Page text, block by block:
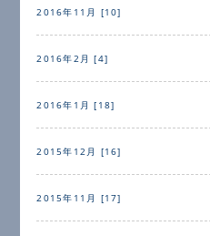
2016年11月 [10]
2016年2月 [4]
2016年1月 [18]
2015年12月 [16]
2015年11月 [17]